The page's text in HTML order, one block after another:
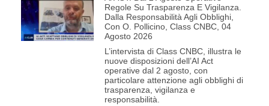
Regole Su Trasparenza E Vigilanza.
Dalla Responsabilità Agli Obblighi,
Con O. Pollicino, Class CNBC, 04
Agosto 2026
L’intervista di Class CNBC, illustra le
nuove disposizioni dell’AI Act
operative dal 2 agosto, con
particolare attenzione agli obblighi di
trasparenza, vigilanza e
responsabilità.